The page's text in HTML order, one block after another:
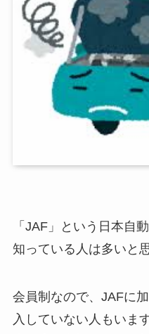
「JAF」という日本自
知っている人は多いと
会員制なので、JAFに
入していない人もいま